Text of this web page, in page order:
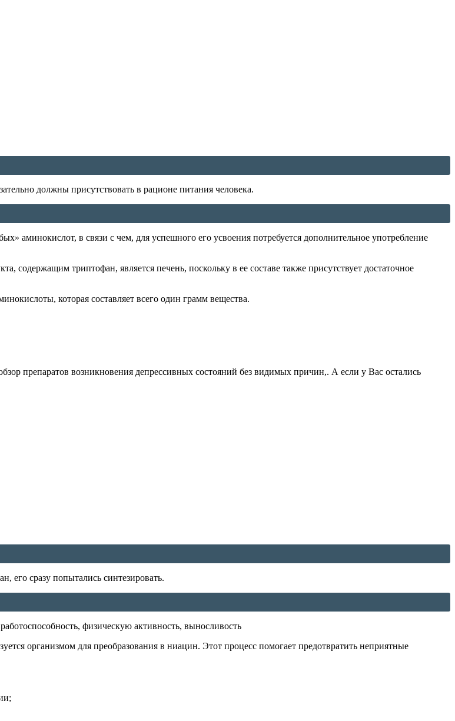
должны присутствовать в рационе питания человека.
аминокислот, в связи с чем, для успешного его усвоения потребуется дополнительное употребление
содержащим триптофан, является печень, поскольку в ее составе также присутствует достаточное
которая составляет всего один грамм вещества.
препаратов возникновения депрессивных состояний без видимых причин,. А если у Вас остались
его сразу попытались синтезировать.
физическую активность, выносливость
организмом для преобразования в ниацин. Этот процесс помогает предотвратить неприятные